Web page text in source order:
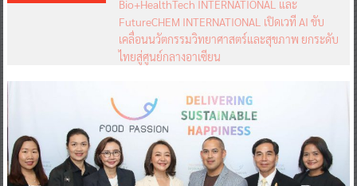
Bio+HealthTech INTERNATIONAL และ
FutureCHEM INTERNATIONAL เปิดเวที AI ขับ
เคลื่อนนวัตกรรมวิทยาศาสตร์และสุขภาพ ยกระดับ
ไทยสู่ศูนย์กลางอาเซียน